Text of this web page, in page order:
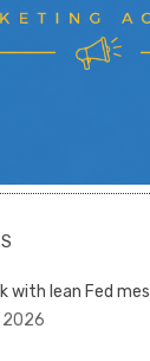
with lean Fed
2026